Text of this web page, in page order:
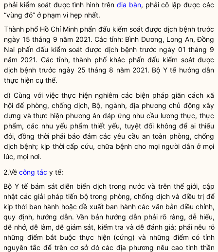
phải kiểm soát được tình hình trên địa bàn, phải cô lập được các
“vùng đỏ” ở phạm vi hẹp nhất.
Thành phố Hồ Chí Minh phấn đấu kiểm soát được dịch bệnh trước
ngày 15 tháng 9 năm 2021. Các tỉnh: Bình Dương, Long An, Đồng
Nai phấn đấu kiểm soát được dịch bệnh trước ngày 01 tháng 9
năm 2021. Các tỉnh, thành phố khác phấn đấu kiểm soát được
dịch bệnh trước ngày 25 tháng 8 năm 2021. Bộ Y tế hướng dẫn
thực hiện cụ thể.
d) Cùng với việc thực hiện nghiêm các biện pháp giãn cách xã
hội để phòng, chống dịch, Bộ, ngành, địa phương chủ động xây
dựng và thực hiện phương án đáp ứng nhu cầu lương thực, thực
phẩm, các nhu yếu phẩm thiết yếu, tuyệt đối không để ai thiếu
đói, đồng thời phải bảo đảm các yêu cầu an toàn phòng, chống
dịch bệnh; kịp thời cấp cứu, chữa bệnh cho mọi người dân ở mọi
lúc, mọi nơi.
2.Về công tác y tế:
Bộ Y tế bám sát diễn biến dịch trong nước và trên thế giới, cập
nhật các giải pháp tiến bộ trong phòng, chống dịch và điều trị để
kịp thời ban hành hoặc đề xuất ban hành các văn bản điều chỉnh,
quy định, hướng dẫn. Văn bản hướng dẫn phải rõ ràng, dễ hiểu,
dễ nhớ, dễ làm, dễ giám sát, kiểm tra và dễ đánh giá; phải nêu rõ
những điểm bắt buộc thực hiện (cứng) và những điểm có tính
nguyên tắc để trên cơ sở đó các địa phương nêu cao tinh thần